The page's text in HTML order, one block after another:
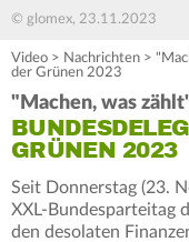
© glomex, 23.11.2023
Video > Nachrichten >
der Grünen 2023
"Machen, was
GRÜNEN 2023
Seit Donnerstag (23.
XXL-Bundesparteitag
den desolaten